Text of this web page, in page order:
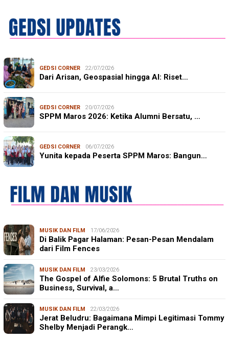
GEDSI CORNER 22/07/2026
Dari Arisan, Geospasial hingga AI: Riset…
GEDSI CORNER 20/07/2026
SPPM Maros 2026: Ketika Alumni Bersatu, …
GEDSI CORNER 06/07/2026
Yunita kepada Peserta SPPM Maros: Bangun…
MUSIK DAN FILM 17/06/2026
Di Balik Pagar Halaman: Pesan-Pesan Mendalam
dari Film Fences
MUSIK DAN FILM 23/03/2026
The Gospel of Alfie Solomons: 5 Brutal Truths on
Business, Survival, a…
MUSIK DAN FILM 22/03/2026
Jerat Beludru: Bagaimana Mimpi Legitimasi Tommy
Shelby Menjadi Perangk…